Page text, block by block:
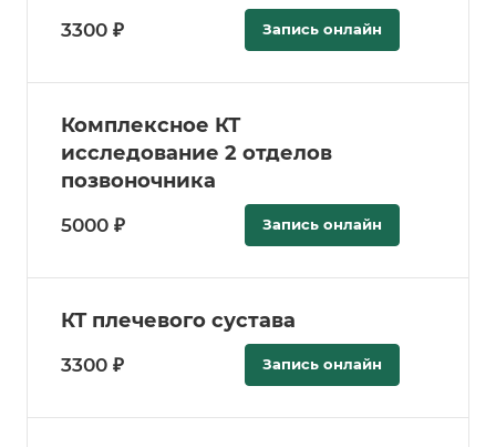
3300 ₽ Запись онлайн
Комплексное КТ
исследование 2 отделов
позвоночника
5000 ₽ Запись онлайн
КТ плечевого сустава
3300 ₽ Запись онлайн